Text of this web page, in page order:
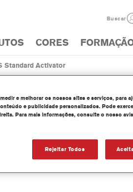
Buscar
CORES
Standard Activator
e melhorar os nossos sites e serviços, para
e publicidade personalizados. Pode
Para mais informações, consulte o nosso
Rejeitar Todos